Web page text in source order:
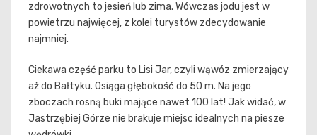
zdrowotnych to jesień lub zima. Wówczas jodu jest w
powietrzu najwięcej, z kolei turystów zdecydowanie
najmniej.
Ciekawa część parku to Lisi Jar, czyli wąwóz zmierzający
aż do Bałtyku. Osiąga głębokość do 50 m. Na jego
zboczach rosną buki mające nawet 100 lat! Jak widać, w
Jastrzębiej Górze nie brakuje miejsc idealnych na piesze